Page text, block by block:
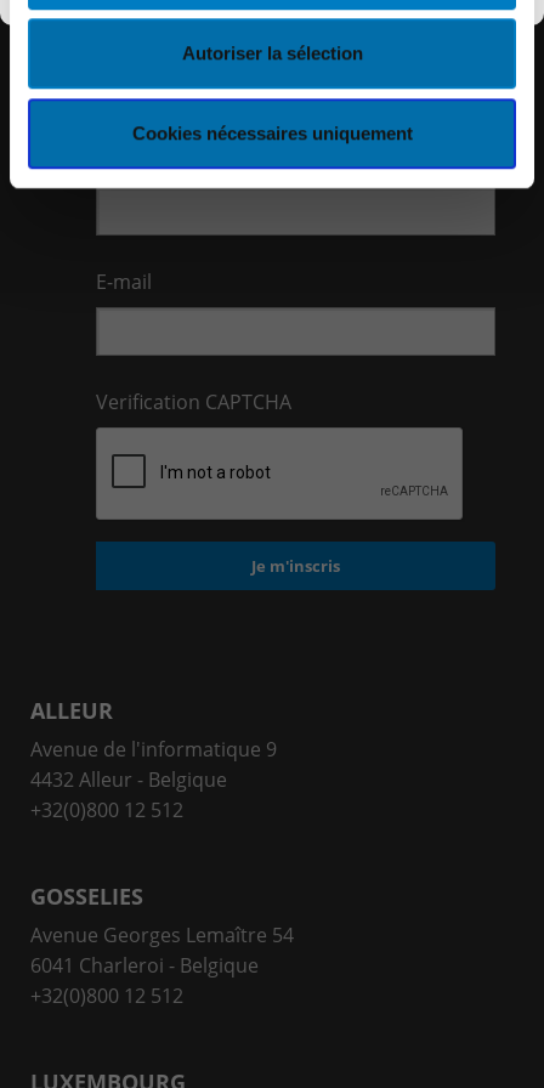
Autoriser la sélection
Cookies nécessaires uniquement
Prénom
E-mail
Verification CAPTCHA
ALLEUR
Avenue de l'informatique 9
4432 Alleur - Belgique
+32(0)800 12 512
GOSSELIES
Avenue Georges Lemaître 54
6041 Charleroi - Belgique
+32(0)800 12 512
LUXEMBOURG